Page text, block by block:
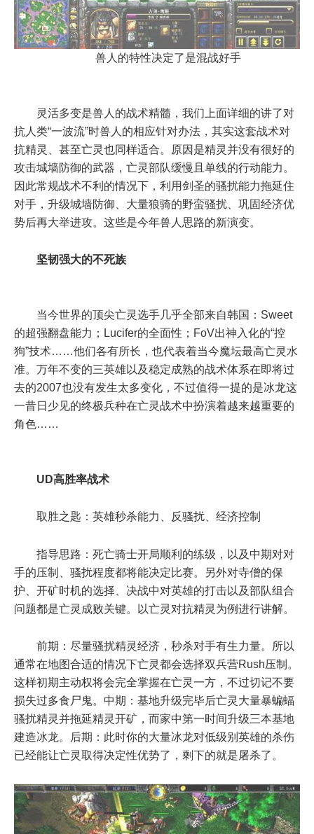
兽人的特性决定了是混战好手
灵活多变是兽人的战术精髓，我们上面详细的讲了对
抗人类“一波流”时兽人的相应针对办法，其实这套战术对
抗精灵、甚至亡灵也同样适合。原因是精灵并没有很好的
攻击城墙防御的武器，亡灵部队缓慢且单线的行动能力。
因此常规战术不利的情况下，利用剑圣的骚扰能力拖延住
对手，升级城墙防御、大量狼骑的野蛮骚扰、巩固经济优
势后再大举进攻。这些是今年兽人思路的新演变。
坚韧强大的不死族
当今世界的顶尖亡灵选手几乎全部来自韩国：Sweet
的超强翻盘能力；Lucifer的全面性；FoV出神入化的“控
狗”技术……他们各有所长，也代表着当今魔坛最高亡灵水
准。万年不变的三英雄以及稳定成熟的战术体系在即将过
去的2007也没有发生太多变化，不过值得一提的是冰龙这
一昔日少见的终极兵种在亡灵战术中扮演着越来越重要的
角色……
UD高胜率战术
取胜之匙：英雄秒杀能力、反骚扰、经济控制
指导思路：死亡骑士开局顺利的练级，以及中期对对
手的压制、骚扰程度都将能决定比赛。另外对寺僧的保
护、开矿时机的选择、决战中对英雄的打击以及部队组合
问题都是亡灵成败关键。以亡灵对抗精灵为例进行讲解。
前期：尽量骚扰精灵经济，秒杀对手有生力量。所以
通常在地图合适的情况下亡灵都会选择双兵营Rush压制。
这样初期主动权将会完全掌握在亡灵一方，不过切记不要
损失过多食尸鬼。中期：基地升级完毕后亡灵大量暴蝙蝠
骚扰精灵并拖延精灵开矿，而家中第一时间升级三本基地
建造冰龙。后期：此时你的大量冰龙对低级别英雄的杀伤
已经能让亡灵取得决定性优势了，剩下的就是屠杀了。